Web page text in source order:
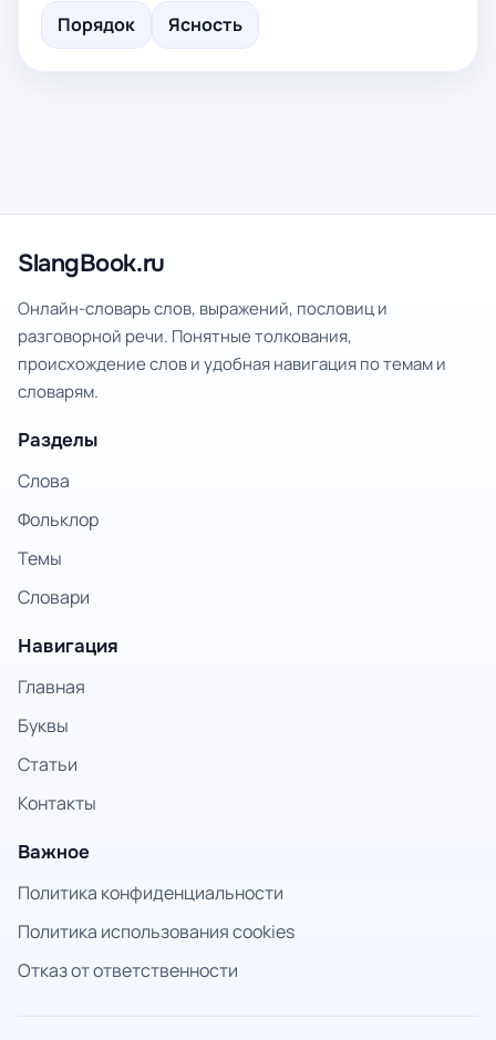
Порядок Ясность
SlangBook.ru
Онлайн-словарь слов, выражений, пословиц и
разговорной речи. Понятные толкования,
происхождение слов и удобная навигация по темам и
словарям.
Разделы
Слова
Фольклор
Темы
Словари
Навигация
Главная
Буквы
Статьи
Контакты
Важное
Политика конфиденциальности
Политика использования cookies
Отказ от ответственности